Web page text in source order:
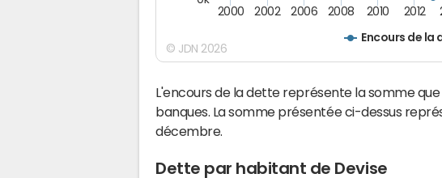
Encours de la
2000 2002 2006 2008 2010 2012
© JDN 2026
L'encours de la dette représente la somme
banques. La somme présentée ci-dessus
décembre.
Dette par habitant de Devise